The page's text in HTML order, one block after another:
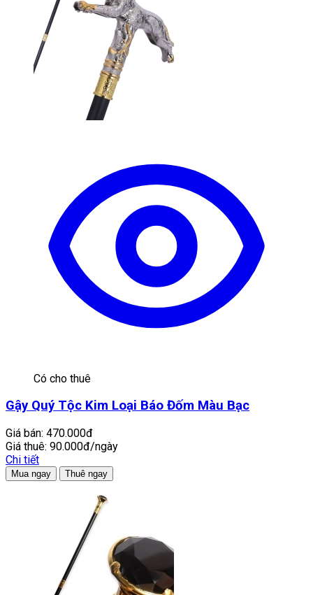
Có cho thuê
Gậy Quý Tộc Kim Loại Báo Đốm Màu Bạc
Giá bán: 470.000đ
Giá thuê: 90.000đ/ngày
Chi tiết
Mua ngay Thuê ngay